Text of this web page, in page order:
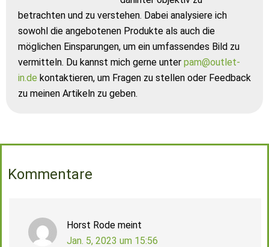
betrachten und zu verstehen. Dabei analysiere ich
sowohl die angebotenen Produkte als auch die
möglichen Einsparungen, um ein umfassendes Bild zu
vermitteln. Du kannst mich gerne unter pam@outlet-
in.de kontaktieren, um Fragen zu stellen oder Feedback
zu meinen Artikeln zu geben.
Kommentare
Horst Rode meint
Jan. 5, 2023 um 15:56